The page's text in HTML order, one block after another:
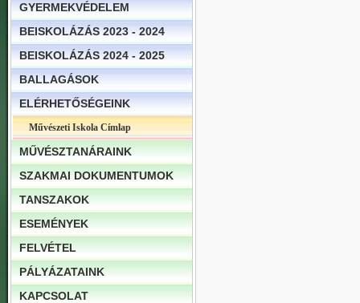
GYERMEKVÉDELEM
BEISKOLÁZÁS 2023 - 2024
BEISKOLÁZÁS 2024 - 2025
BALLAGÁSOK
ELÉRHETŐSÉGEINK
Művészeti Iskola Címlap
MŰVÉSZTANÁRAINK
SZAKMAI DOKUMENTUMOK
TANSZAKOK
ESEMÉNYEK
FELVÉTEL
PÁLYÁZATAINK
KAPCSOLAT